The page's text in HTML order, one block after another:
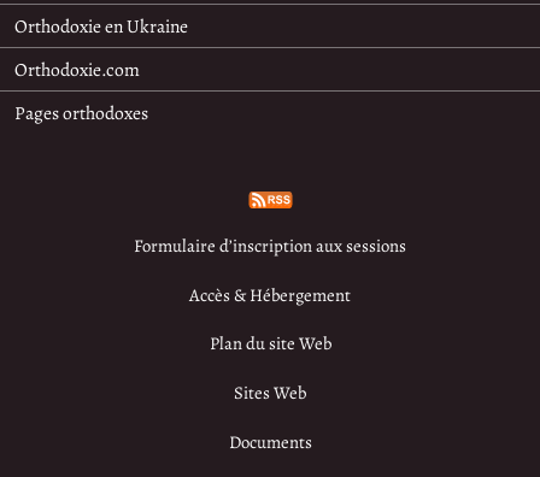
Orthodoxie en Ukraine
Orthodoxie.com
Pages orthodoxes
Formulaire d’inscription aux sessions
Accès & Hébergement
Plan du site Web
Sites Web
Documents